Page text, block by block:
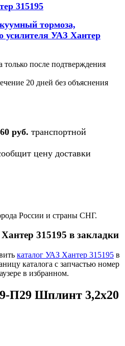
315195
тормоза,
усилителя УАЗ Хантер
только после подтверждения
20 дней без объяснения
руб. транспортной
цену доставки
России и страны СНГ.
315195 в закладки
каталог УАЗ Хантер 315195 в
каталога с запчастью номер
в избранном.
П29 Шплинт 3,2х20